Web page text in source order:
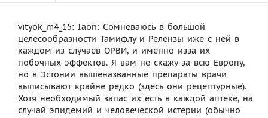
vityok_m4_15: Iaon: Сомневаюсь в большой
целесообразности Тамифлу и Релензы иже с ней в
каждом из случаев ОРВИ, и именно изза их
побочных эффектов. Я вам не скажу за всю Европу,
но в Эстонии вышеназванные препараты врачи
выписывают крайне редко (здесь они рецептурные).
Хотя необходимый запас их есть в каждой аптеке, на
случай эпидемий и человеческой истерии (обычно